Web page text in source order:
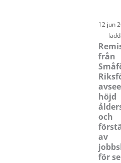
12 jun
från
höjd
och
av
för